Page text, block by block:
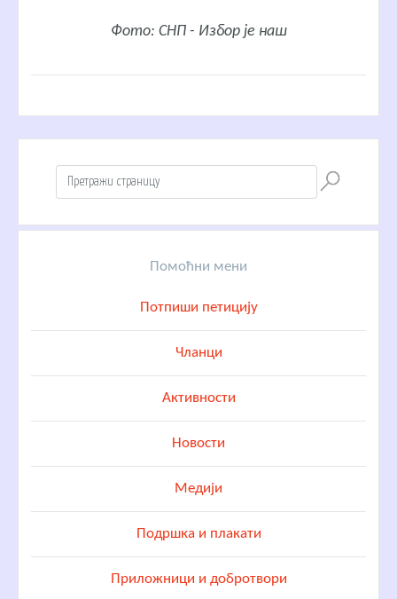
Фото: СНП - Избор је наш
Помоћни мени
Потпиши петицију
Чланци
Активности
Новости
Медији
Подршка и плакати
Приложници и добротвори